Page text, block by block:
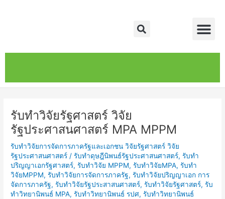
Search
รับทำวิจัยรัฐศาสตร์ วิจัย
รัฐประศาสนศาสตร์ MPA MPPM
รับทำวิจัยการจัดการภาครัฐและเอกชน วิจัยรัฐศาสตร์ วิจัย
รัฐประศาสนศาสตร์ /รับทำดุษฎีนิพนธ์รัฐประศาสนศาสตร์,รับทำ
ปริญญาเอกรัฐศาสตร์,รับทำวิจัย MPPM,รับทำวิจัยMPA,รับทำ
วิจัยMPPM,รับทำวิจัยการจัดการภาครัฐ,รับทำวิจัยปริญญาเอก การ
จัดการภาครัฐ,รับทำวิจัยรัฐประสาสนศาสตร์,รับทำวิจัยรัฐศาสตร์,รับ
ทำวิทยานิพนธ์ MPA,รับทำวิทยานิพนธ์ รปศ,รับทำวิทยานิพนธ์